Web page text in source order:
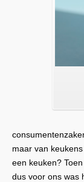
maar van
een keuken?
dus voor ons was